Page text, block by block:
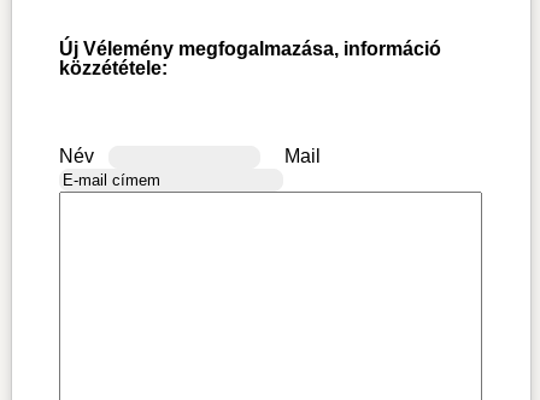
Új Vélemény megfogalmazása, információ
közzététele:
Név Mail